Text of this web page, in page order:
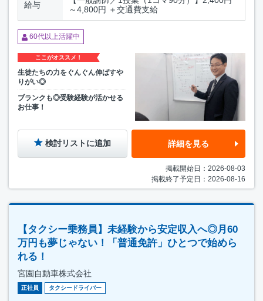
給与
～4,800円 ＋交通費支給
60代以上活躍中
ここがオススメ！
生徒たちの力をぐんぐん伸ばすや
りがい◎
ブランクも◎受験経験が活かせる
お仕事！
検討リストに追加 詳細を見る
掲載開始日：2026-08-03
掲載終了予定日：2026-08-16
【タクシー乗務員】未経験から安定収入へ◎月60
万円も夢じゃない！「普通免許」ひとつで始めら
れる！
宮園自動車株式会社
正社員 タクシードライバー